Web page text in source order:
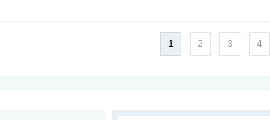
1 2 3 4